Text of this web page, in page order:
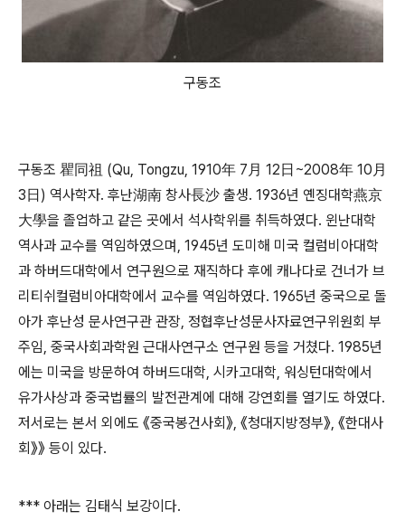
구동조
구동조 瞿同祖 (Qu, Tongzu, 1910年 7月 12日~2008年 10月
3日) 역사학자. 후난湖南 창사長沙 출생. 1936년 옌징대학燕京
大學을 졸업하고 같은 곳에서 석사학위를 취득하였다. 윈난대학
역사과 교수를 역임하였으며, 1945년 도미해 미국 컬럼비아대학
과 하버드대학에서 연구원으로 재직하다 후에 캐나다로 건너가 브
리티쉬컬럼비아대학에서 교수를 역임하였다. 1965년 중국으로 돌
아가 후난성 문사연구관 관장, 정협후난성문사자료연구위원회 부
주임, 중국사회과학원 근대사연구소 연구원 등을 거쳤다. 1985년
에는 미국을 방문하여 하버드대학, 시카고대학, 워싱턴대학에서
유가사상과 중국법률의 발전관계에 대해 강연회를 열기도 하였다.
저서로는 본서 외에도 《중국봉건사회》, 《청대지방정부》, 《한대사
회》》 등이 있다.
*** 아래는 김태식 보강이다.